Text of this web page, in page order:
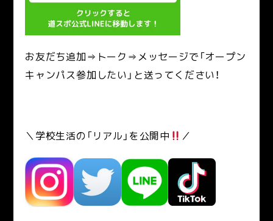
お友だち追加⇒トーク⇒メッセージで「オープン
キャンパス参加したい」と送ってください！
＼学校生活の「リアル」を公開中 ／